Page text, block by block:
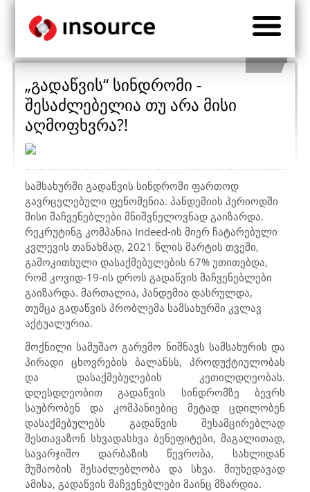
„გადაწვის“ სინდრომი -
შესაძლებელია თუ არა მისი
აღმოფხვრა?!
სამსახურში გადაწვის სინდრომი ფართოდ
გავრცელებული ფენომენია. პანდემიის პერიოდში
მისი მაჩვენებლები მნიშვნელოვნად გაიზარდა.
რეკრუტინგ კომპანია Indeed-ის მიერ ჩატარებული
კვლევის თანახმად, 2021 წლის მარტის თვეში,
გამოკითხული დასაქმებულების 67% უთითებდა,
რომ კოვიდ-19-ის დროს გადაწვის მაჩვენებლები
გაიზარდა. მართალია, პანდემია დასრულდა,
თუმცა გადაწვის პრობლემა სამსახურში კვლავ
აქტუალურია.
მოქნილი სამუშაო გარემო ნიშნავს სამსახურის და
პირადი ცხოვრების ბალანსს, პროდუქტიულობას
და დასაქმებულების კეთილდღეობას.
დღესდღეობით გადაწვის სინდრომზე ბევრს
საუბრობენ და კომპანიებიც მეტად ცდილობენ
დასაქმებულებს გადაწვის შესამცირებლად
შესთავაზონ სხვადასხვა ბენეფიტები, მაგალითად,
სავარჯიშო დარბაზის წევრობა, სახლიდან
მუშაობის შესაძლებლობა და სხვა. მიუხედავად
ამისა, გადაწვის მაჩვენებლები მაინც მზარდია.